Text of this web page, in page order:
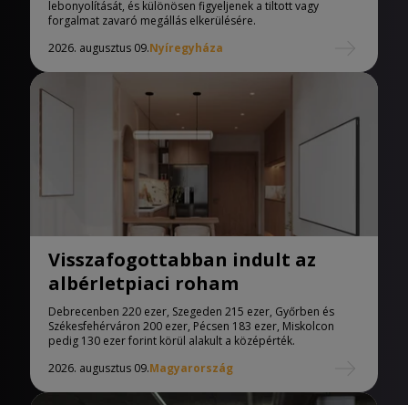
lebonyolítását, és különösen figyeljenek a tiltott vagy
forgalmat zavaró megállás elkerülésére.
2026. augusztus 09.Nyíregyháza
Visszafogottabban indult az
albérletpiaci roham
Debrecenben 220 ezer, Szegeden 215 ezer, Győrben és
Székesfehérváron 200 ezer, Pécsen 183 ezer, Miskolcon
pedig 130 ezer forint körül alakult a középérték.
2026. augusztus 09.Magyarország